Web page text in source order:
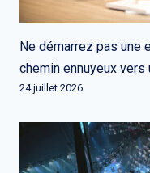
Ne démarrez pas une
chemin ennuyeux
24 juillet 2026